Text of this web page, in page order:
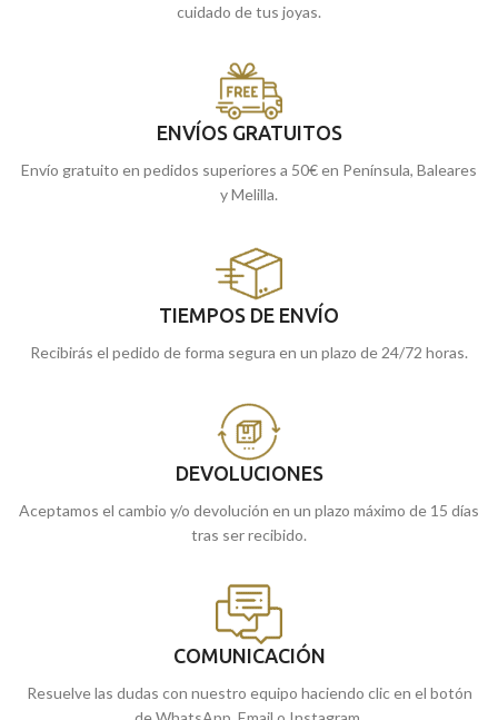
cuidado de tus joyas.
ENVÍOS GRATUITOS
Envío gratuito en pedidos superiores a 50€ en Península, Baleares
y Melilla.
TIEMPOS DE ENVÍO
Recibirás el pedido de forma segura en un plazo de 24/72 horas.
DEVOLUCIONES
Aceptamos el cambio y/o devolución en un plazo máximo de 15 días
tras ser recibido.
COMUNICACIÓN
Resuelve las dudas con nuestro equipo haciendo clic en el botón